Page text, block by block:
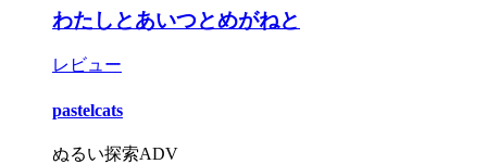
わたしとあいつとめがねと
レビュー
pastelcats
ぬるい探索ADV